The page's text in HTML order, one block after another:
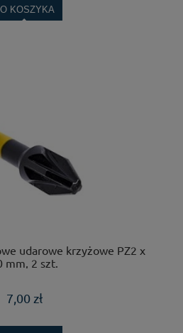
KOSZYKA
udarowe krzyżowe PZ2 x
mm, 2 szt.
7,00 zł